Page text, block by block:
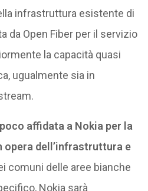
infrastruttura esistente di
da Open Fiber per il servizio
la capacità quasi
ugualmente sia in
affidata a Nokia per la
opera dell’infrastruttura e
comuni delle aree bianche
Nokia sarà